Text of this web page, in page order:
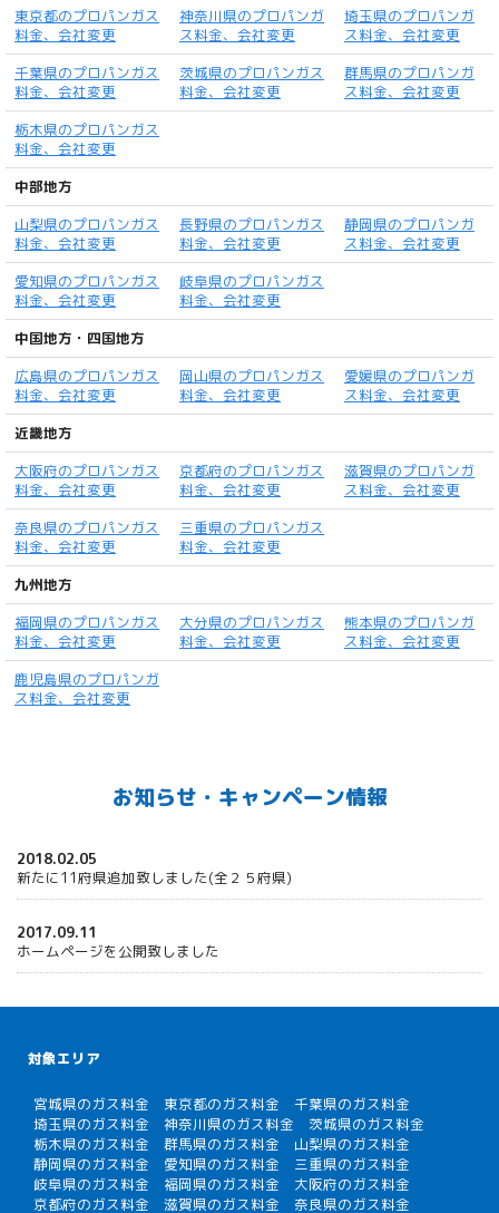
東京都のプロパンガス
料金、会社変更
神奈川県のプロパンガ
ス料金、会社変更
埼玉県のプロパンガ
ス料金、会社変更
千葉県のプロパンガス
料金、会社変更
茨城県のプロパンガス
料金、会社変更
群馬県のプロパンガ
ス料金、会社変更
栃木県のプロパンガス
料金、会社変更
中部地方
山梨県のプロパンガス
料金、会社変更
長野県のプロパンガス
料金、会社変更
静岡県のプロパンガ
ス料金、会社変更
愛知県のプロパンガス
料金、会社変更
岐阜県のプロパンガス
料金、会社変更
中国地方・四国地方
広島県のプロパンガス
料金、会社変更
岡山県のプロパンガス
料金、会社変更
愛媛県のプロパンガ
ス料金、会社変更
近畿地方
大阪府のプロパンガス
料金、会社変更
京都府のプロパンガス
料金、会社変更
滋賀県のプロパンガ
ス料金、会社変更
奈良県のプロパンガス
料金、会社変更
三重県のプロパンガス
料金、会社変更
九州地方
福岡県のプロパンガス
料金、会社変更
大分県のプロパンガス
料金、会社変更
熊本県のプロパンガ
ス料金、会社変更
鹿児島県のプロパンガ
ス料金、会社変更
お知らせ・キャンペーン情報
2018.02.05
新たに11府県追加致しました(全２５府県)
2017.09.11
ホームページを公開致しました
対象エリア
宮城県のガス料金 東京都のガス料金
千葉県のガス料金
埼玉県のガス料金
神奈川県のガス料金
茨城県のガス料金
栃木県のガス料金
群馬県のガス料金
山梨県のガス料金
静岡県のガス料金
愛知県のガス料金
三重県のガス料金
岐阜県のガス料金
福岡県のガス料金
大阪府のガス料金
京都府のガス料金
滋賀県のガス料金 奈良県のガス料金